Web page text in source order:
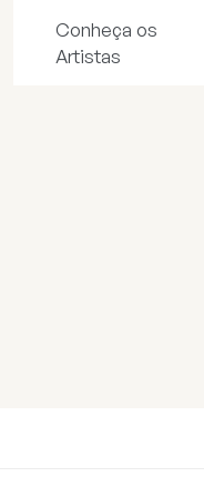
Conheça os
Artistas